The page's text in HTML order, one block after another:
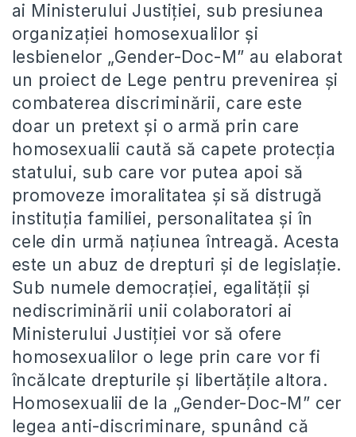
ai Ministerului Justiţiei, sub presiunea
organizaţiei homosexualilor şi
lesbienelor „Gender-Doc-M” au elaborat
un proiect de Lege pentru prevenirea şi
combaterea discriminării, care este
doar un pretext şi o armă prin care
homosexualii caută să capete protecţia
statului, sub care vor putea apoi să
promoveze imoralitatea şi să distrugă
instituţia familiei, personalitatea şi în
cele din urmă naţiunea întreagă. Acesta
este un abuz de drepturi şi de legislaţie.
Sub numele democraţiei, egalităţii şi
nediscriminării unii colaboratori ai
Ministerului Justiţiei vor să ofere
homosexualilor o lege prin care vor fi
încălcate drepturile şi libertăţile altora.
Homosexualii de la „Gender-Doc-M” cer
legea anti-discriminare, spunând că